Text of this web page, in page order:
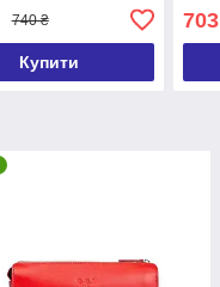
740 ₴
Купити
703